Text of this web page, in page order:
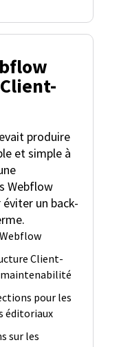
produire
et simple à
Webflow
un back-
Client-
pour les
éditoriaux
sur les